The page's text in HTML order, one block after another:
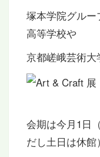
塚本学院グル
高等学校や
京都嵯峨芸術大
会期は今月1日
だし土日は休館